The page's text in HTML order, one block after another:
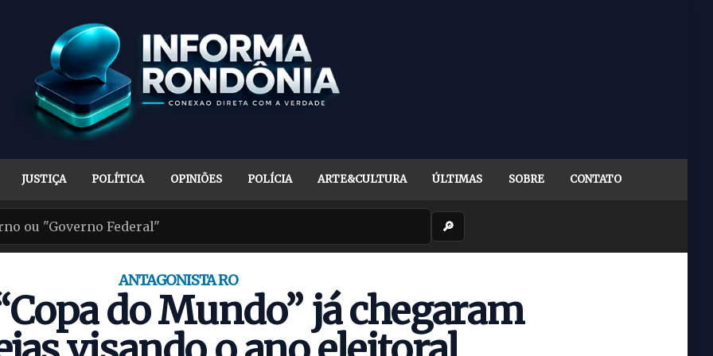
JUSTIÇA POLÍTICA OPINIÕES POLÍCIA ARTE&CULTURA ÚLTIMAS SOBRE CONTATO
🔎
ANTAGONISTA RO
do Mundo” já chegaram